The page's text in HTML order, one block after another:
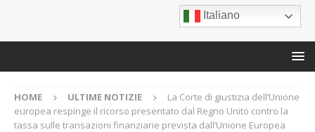
Italiano
HOME ULTIME NOTIZIE
La Corte di giustizia dell’Unione
europea respinge il ricorso presentato dal Regno Unito contro la
tassa sulle transazioni finanziarie prevista dall’Unione Europea